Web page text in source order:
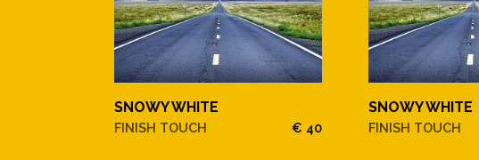
SNOWY WHITE
FINISH TOUCH € 40
SNOWY WHITE
FINISH TOUCH